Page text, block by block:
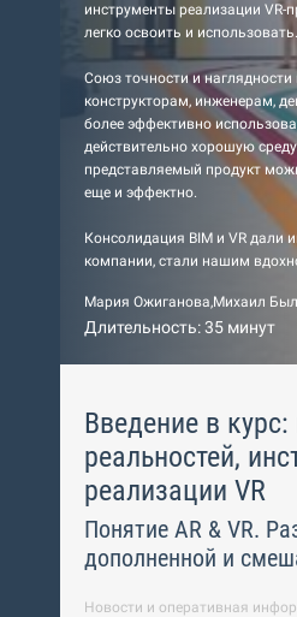
инструменты реализации VR-
легко освоить и использовать.
Союз точности и наглядности
конструкторам, инженерам,
более эффективно
действительно хорошую
представляемый продукт
еще и эффектно.
Консолидация BIM и VR дали
компании, стали нашим
Мария Ожиганова,Михаил
Длительность: 35 минут
Введение в
реальностей,
реализации VR
Понятие AR & VR.
дополненной и
Новости и оперативная